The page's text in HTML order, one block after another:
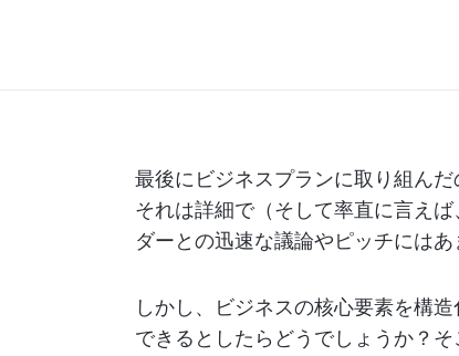
最後にビジネスプランに取り組ん
それは詳細で（そして率直に言え
ダーとの迅速な議論やピッチには
しかし、ビジネスの核心要素を構
できるとしたらどうでしょうか？